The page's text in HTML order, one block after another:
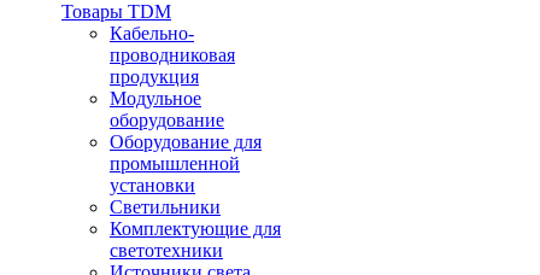
Товары TDM
Кабельно-
проводниковая
продукция
Модульное
оборудование
Оборудование для
промышленной
установки
Светильники
Комплектующие для
светотехники